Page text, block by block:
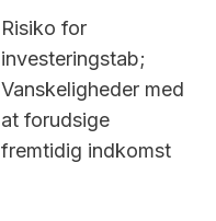
Risiko for
investeringstab;
Vanskeligheder med
at forudsige
fremtidig indkomst